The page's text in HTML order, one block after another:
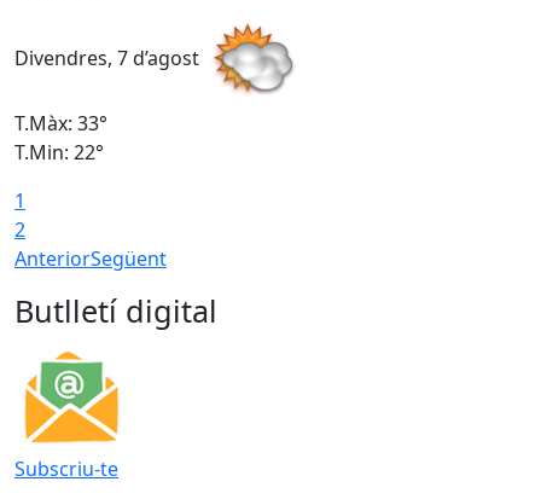
Divendres, 7 d’agost
T.Màx: 33°
T.Min: 22°
1
2
AnteriorSegüent
Butlletí digital
Subscriu-te